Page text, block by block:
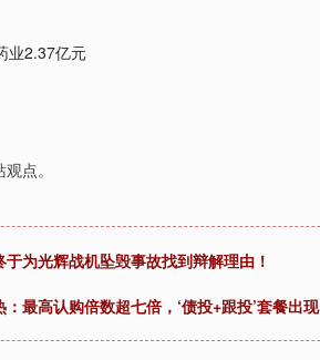
业2.37亿元
点。
为光辉战机坠毁事故找到辩解理由！
最高认购倍数超七倍，‘债投+跟投’套餐出现